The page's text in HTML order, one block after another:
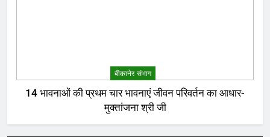
बीकानेर संभाग
14 भावनाओं की प्रथम चार भावनाएं जीवन परिवर्तन का आधार-
मुक्तांजना श्री जी